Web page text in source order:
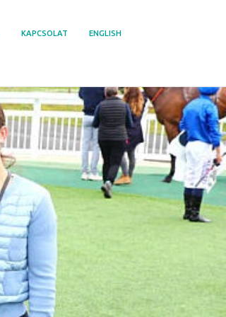
KAPCSOLAT ENGLISH